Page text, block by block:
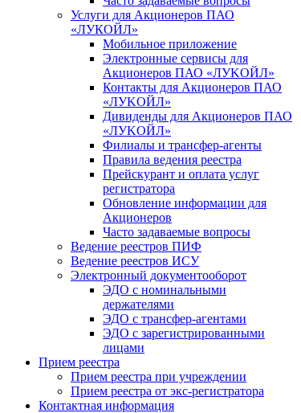
Услуги для Акционеров ПАО
«ЛУКОЙЛ»
Мобильное приложение
Электронные сервисы для
Акционеров ПАО «ЛУKOЙЛ»
Контакты для Акционеров ПАО
«ЛУKOЙЛ»
Дивиденды для Акционеров ПАО
«ЛУKOЙЛ»
Филиалы и трансфер-агенты
Правила ведения реестра
Прейскурант и оплата услуг
регистратора
Обновление информации для
Акционеров
Часто задаваемые вопросы
Ведение реестров ПИФ
Ведение реестров ИСУ
Электронный документооборот
ЭДО с номинальными
держателями
ЭДО с трансфер-агентами
ЭДО с зарегистрированными
лицами
Прием реестра
Прием реестра при учреждении
Прием реестра от экс-регистратора
Контактная информация